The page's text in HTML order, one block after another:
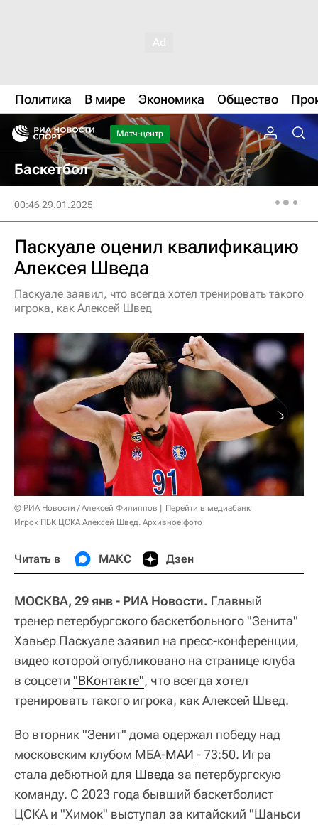
Политика В мире Экономика Общество
Матч-центр
Баскетбол
00:46 29.01.2025
Паскуале оценил квалификацию
Алексея Шведа
Паскуале заявил, что всегда хотел тренировать такого
игрока, как Алексей Швед
© РИА Новости / Алексей Филиппов
Перейти в медиабанк
Игрок ПБК ЦСКА Алексей Швед. Архивное фото
Читать в МАКС Дзен
МОСКВА, 29 янв - РИА Новости. Главный
тренер петербургского баскетбольного "Зенита"
Хавьер Паскуале заявил на пресс-конференции,
видео которой опубликовано на странице клуба
в соцсети "ВКонтакте", что всегда хотел
тренировать такого игрока, как Алексей Швед.
Во вторник "Зенит" дома одержал победу над
московским клубом МБА-МАИ - 73:50. Игра
стала дебютной для Шведа за петербургскую
команду. С 2023 года бывший баскетболист
ЦСКА и "Химок" выступал за китайский "Шаньси